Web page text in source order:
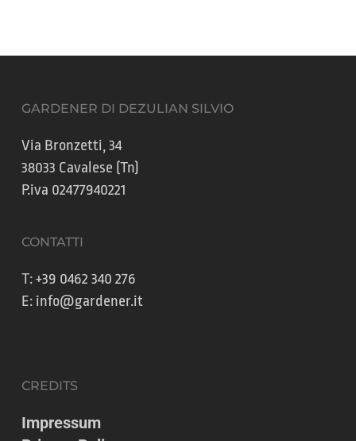
GARDENER DI DEZULIAN SILVIO
Via Bronzetti, 34
38033 Cavalese (Tn)
P.iva 02477940221
CONTATTI
T:+39 0462 340 276
E: info@gardener.it
CREDITS
Impressum